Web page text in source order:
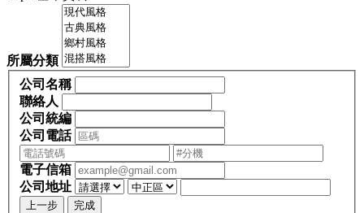
所屬分類
公司名稱
聯絡人
公司統編
公司電話
電子信箱
公司地址
上一步 完成